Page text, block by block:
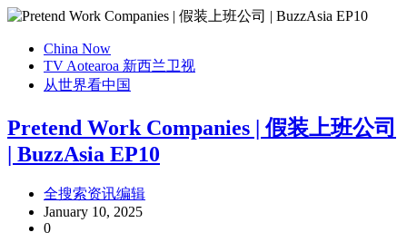
China Now
TV Aotearoa 新西兰卫视
从世界看中国
Pretend Work Companies | 假装上班公司
| BuzzAsia EP10
全搜索资讯编辑
January 10, 2025
0